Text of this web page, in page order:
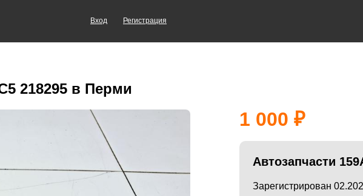
Вход Регистрация
218295 в Перми
1 000
Автозапчасти
Зарегистрирован